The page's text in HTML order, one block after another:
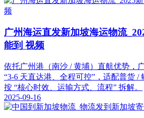
广州海运直发新加坡海运物流
能到 视频
依托广州港（南沙 / 黄埔）直航优势，
“3-6 天直达港、全程可控”，适配普货 /
按 “核心时效、运输方式、流程” 拆解。
2025-09-16